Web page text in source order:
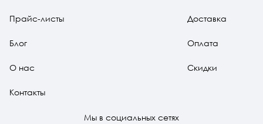
Прайс-листы
Блог
О нас
Контакты
Доставка
Оплата
Скидки
Мы в социальных сетях